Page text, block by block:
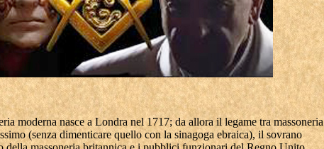
moderna nasce a Londra nel 1717; da allora il legame tra massoneria
(senza dimenticare quello con la sinagoga ebraica), il sovrano